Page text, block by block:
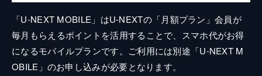
「U-NEXT MOBILE」はU-NEXTの「月額プラン」会員が
毎月もらえるポイントを活用することで、スマホ代がお得
になるモバイルプランです。ご利用には別途「U-NEXT M
OBILE」のお申し込みが必要となります。